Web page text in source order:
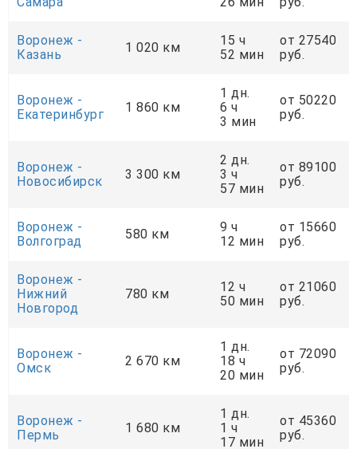
Воронеж -
Казань
1 020 км
15 ч
52 мин
от 27540
руб.
Воронеж -
Екатеринбург
1 860 км
1 дн.
6 ч
3 мин
от 50220
руб.
Воронеж -
Новосибирск
3 300 км
2 дн.
3 ч
57 мин
от 89100
руб.
Воронеж -
Волгоград
580 км
9 ч
12 мин
от 15660
руб.
Воронеж -
Нижний
Новгород
780 км
12 ч
50 мин
от 21060
руб.
Воронеж -
Омск
2 670 км
1 дн.
18 ч
20 мин
от 72090
руб.
Воронеж -
Пермь
1 680 км
1 дн.
1 ч
17 мин
от 45360
руб.